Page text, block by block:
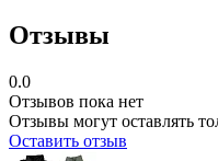
Отзывы
0.0
Отзывов пока нет
Отзывы могут оставлять
Оставить отзыв